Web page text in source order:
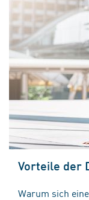
Vorteile der
Warum sich